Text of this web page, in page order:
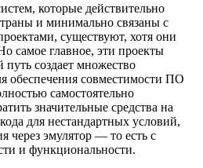
которые действительно
и минимально связаны с
существуют, хотя они
самое главное, эти проекты
создает множество
обеспечения совместимости ПО
самостоятельно
значительные средства на
для нестандартных условий,
через эмулятор — то есть с
и функциональности.